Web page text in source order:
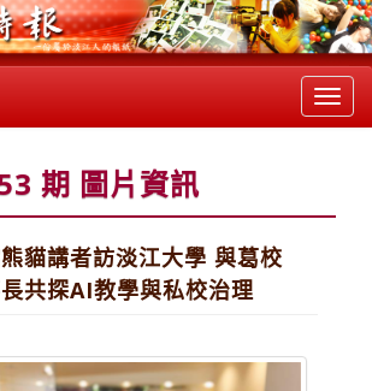
期 圖片資訊
貓講者訪淡江大學 與葛校
共探AI教學與私校治理